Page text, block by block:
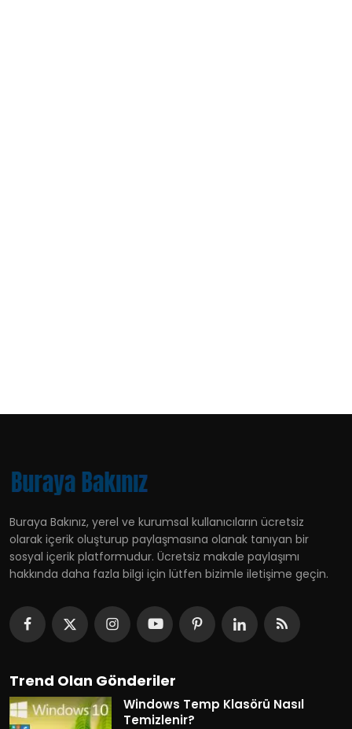
Buraya Bakınız, yerel ve kurumsal kullanıcıların ücretsiz
olarak içerik oluşturup paylaşmasına olanak tanıyan bir
sosyal içerik platformudur. Ücretsiz makale paylaşımı
hakkında daha fazla bilgi için lütfen bizimle iletişime geçin.
Trend Olan Gönderiler
Windows Temp Klasörü Nasıl
Temizlenir?